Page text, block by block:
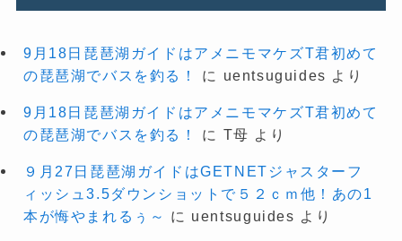
9月18日琵琶湖ガイドはアメニモマケズT君初めて
の琵琶湖でバスを釣る！
に uentsuguides より
9月18日琵琶湖ガイドはアメニモマケズT君初めて
の琵琶湖でバスを釣る！
に T母 より
９月27日琵琶湖ガイドはGETNETジャスターフ
ィッシュ3.5ダウンショットで５２ｃｍ他！あの1
本が悔やまれるぅ～
に uentsuguides より